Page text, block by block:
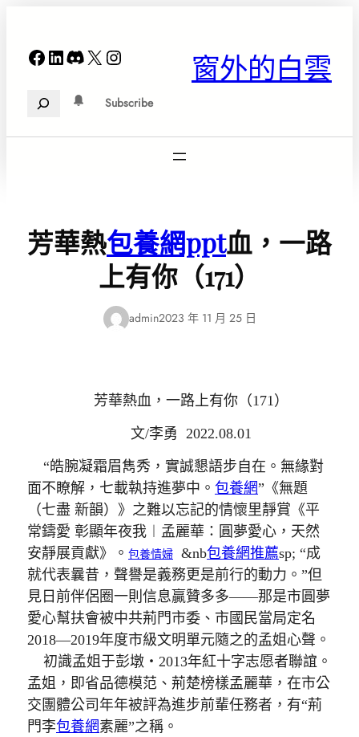
Facebook
LinkedIn
Discord
X Instagram 窗外的白雲
Search Subscribe
芳華熱包養網ppt血，一路
上有你（171）
admin2023 年 11 月 25 日
芳華熱血，一路上有你（171）
文/李勇 2022.08.01
“皓腕凝霜眉雋秀，實誠懇語步自在。無緣對
面不瞭解，七載執持進夢中。 包養網”《無題
（七盡 新韻）》之難以忘記的情懷里靜賞《平
常鑄愛 彰顯年夜我︱孟麗華：圓夢愛心，天然
安靜展貢獻》。 包養情婦 &nb包養網推薦sp; “成
就代表曩昔，聲譽是義務更是前行的動力。”但
見日前伴侶圈一則信息贏贊多多——那是市圓夢
愛心幫扶會被中共荊門市委、市國民當局定名
2018—2019年度市級文明單元隨之的孟姐心聲。
初識孟姐于彭墩・2013年紅十字志愿者聯誼。
孟姐，即省品德模范、荊楚榜樣孟麗華，在市公
交團體公司年年被評為進步前輩任務者，有“荊
門李包養網素麗”之稱。